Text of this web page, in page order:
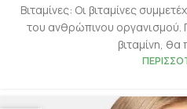
Βιταμίνες: Οι βιταμίνες
του ανθρώπινου οργανισμού.
βιταμίνη, θα